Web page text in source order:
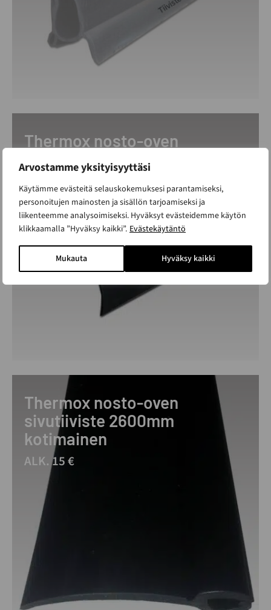
Arvostamme yksityisyyttäsi
Käytämme evästeitä selauskokemuksesi parantamiseksi,
personoitujen mainosten ja sisällön tarjoamiseksi ja
liikenteemme analysoimiseksi. Hyväksyt evästeidemme käytön
klikkaamalla ”Hyväksy kaikki”. Evästekäytäntö
Mukauta Hyväksy kaikki
Thermox nosto-oven
ylätiiviste
ALK. 29 €
Thermox nosto-oven
sivutiiviste 2600mm
kotimainen
ALK. 15 €